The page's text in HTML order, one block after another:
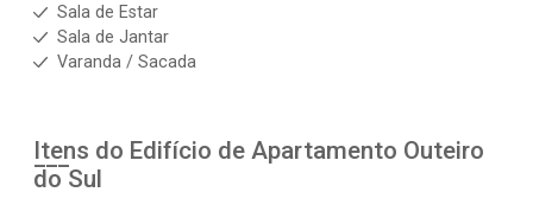
Sala de Estar
Sala de Jantar
Varanda / Sacada
Itens do Edifício de Apartamento Outeiro
do Sul